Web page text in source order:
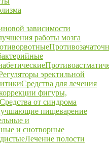
зависимости
работы мозга
эректильной
Средства для лечения
фигуры,
Средства от синдрома
пищеварение
и
и снотворные
Лечение полости